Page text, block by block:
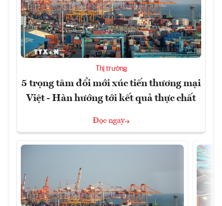
Thị trường
5 trọng tâm đổi mới xúc tiến thương mại
Việt - Hàn hướng tới kết quả thực chất
Đọc ngay